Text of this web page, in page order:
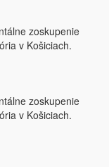
zoskupenie
v Košiciach.
zoskupenie
v Košiciach.